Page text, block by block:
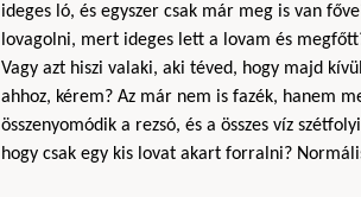
ideges ló, és egyszer csak már meg is van
lovagolni, mert ideges lett a lovam és
Vagy azt hiszi valaki, aki téved, hogy majd
ahhoz, kérem? Az már nem is fazék, hanem
összenyomódik a rezsó, és a összes víz
hogy csak egy kis lovat akart forralni?